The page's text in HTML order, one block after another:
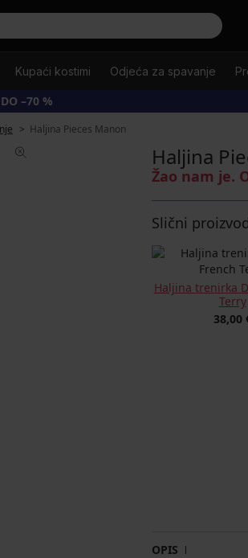
Kupaći kostimi Odjeća za spavanje
–70 %
Haljina Pieces Manon
Haljina
Žao nam je.
Slični
Haljina trenirka
Terry
38,00
OPIS